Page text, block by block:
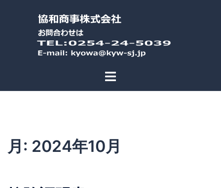
月: 2024年10月